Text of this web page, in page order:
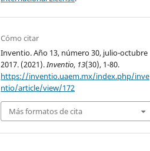
Cómo citar
Inventio. Año 13, número 30, julio-octubre
2017. (2021).Inventio, 13(30), 1-80.
https://inventio.uaem.mx/index.php/inve
ntio/article/view/172
Más formatos de cita